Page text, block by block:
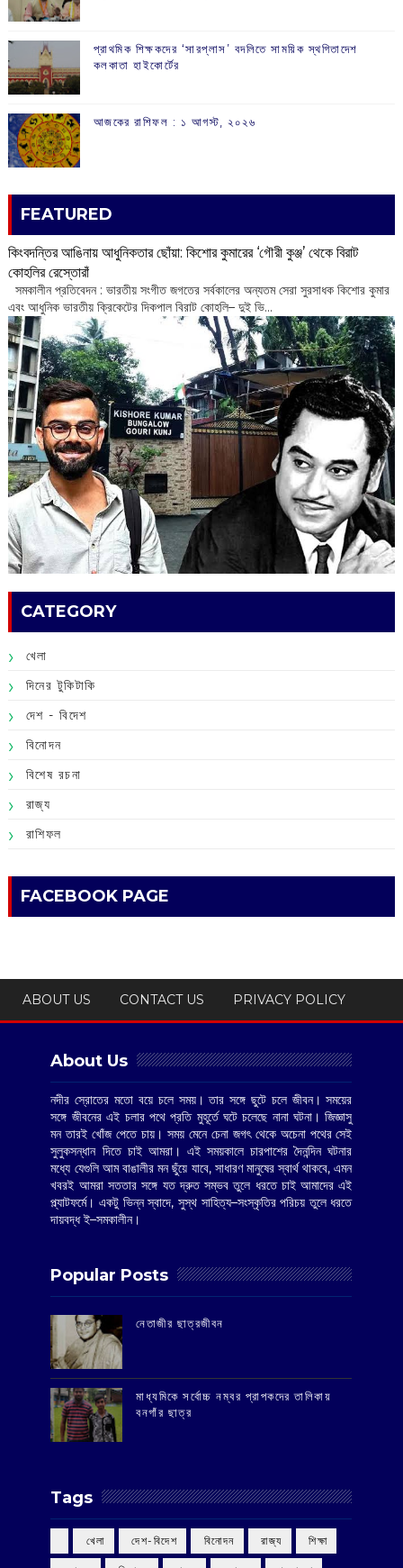
প্রাথমিক শিক্ষকদের ‘সারপ্লাস’ বদলিতে সাময়িক স্থগিতাদেশ
কলকাতা হাইকোর্টের
আজকের রাশিফল :‌ ‌‌১ আগস্ট, ২০২৬
FEATURED
কিংবদন্তির আঙিনায় আধুনিকতার ছোঁয়া: কিশোর কুমারের ‘গৌরী কুঞ্জ’ থেকে বিরাট
কোহলির রেস্তোরাঁ
‌ সমকালীন প্রতিবেদন : ভারতীয় সংগীত জগতের সর্বকালের অন্যতম সেরা সুরসাধক কিশোর কুমার
এবং আধুনিক ভারতীয় ক্রিকেটের দিকপাল বিরাট কোহলি– ‌দুই ভি...
CATEGORY
খেলা
দিনের টুকিটাকি
দেশ - বিদেশ
বিনোদন
বিশেষ রচনা
রাজ্য
রাশিফল
FACEBOOK PAGE
ABOUT US CONTACT US PRIVACY POLICY
About Us
নদীর স্রোতের মতো বয়ে চলে সময়। তার সঙ্গে ছুটে চলে জীবন। সময়ের
সঙ্গে জীবনের এই চলার পথে প্রতি মুহূর্তে ঘটে চলেছে নানা ঘটনা। জিজ্ঞাসু
মন তারই খোঁজ পেতে চায়। সময় মেনে চেনা জগৎ থেকে অচেনা পথের সেই
সুলুকসন্ধান দিতে চাই আমরা। এই সময়কালে চারপাশের দৈনন্দিন ঘটনার
মধ্যে যেগুলি আম বাঙালীর মন ছুঁয়ে যাবে, সাধারণ মানুষের স্বার্থ থাকবে, এমন
খবরই আমরা সততার সঙ্গে যত দ্রুত সম্ভব তুলে ধরতে চাই আমাদের এই
প্ল্যাটফর্মে। একটু ভিন্ন স্বাদে, সুস্থ সাহিত্য–সংস্কৃতির পরিচয় তুলে ধরতে
দায়বদ্ধ ই–সমকালীন।
Popular Posts
‌নেতাজীর ছাত্রজীবন
মাধ্যমিকে সর্বোচ্চ নম্বর প্রাপকদের তালিকায়
বনগাঁর ছাত্র
Tags
‌ খেলা ‌ দেশ-বিদেশ ‌ বিনোদন ‌ রাজ্য ‌ শিক্ষা